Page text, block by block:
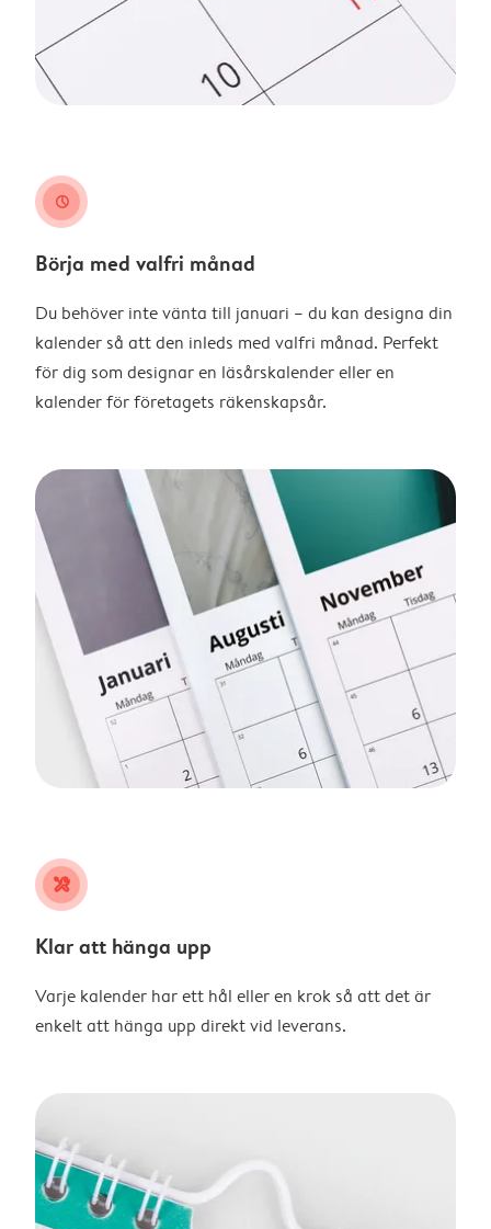
clock
Börja med valfri månad
Du behöver inte vänta till januari – du kan designa din
kalender så att den inleds med valfri månad. Perfekt
för dig som designar en läsårskalender eller en
kalender för företagets räkenskapsår.
tools
Klar att hänga upp
Varje kalender har ett hål eller en krok så att det är
enkelt att hänga upp direkt vid leverans.